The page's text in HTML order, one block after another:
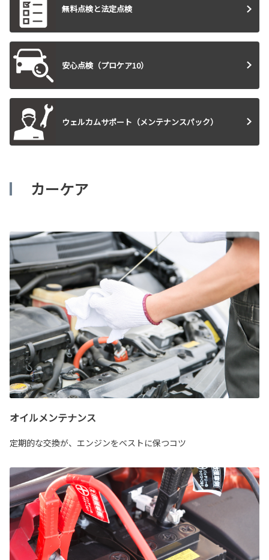
無料点検と法定点検
安心点検（プロケア10）
ウェルカムサポート（メンテナンスパック）
カーケア
オイルメンテナンス
定期的な交換が、エンジンをベストに保つコツ